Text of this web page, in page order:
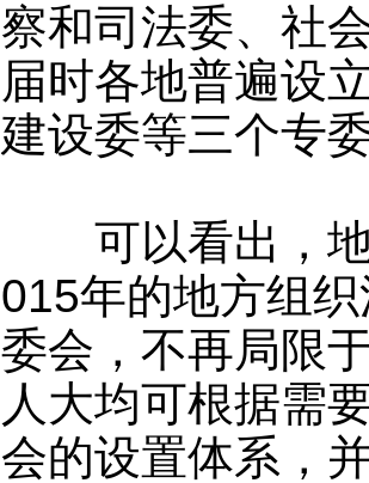
察和司法委、社
届时各地普遍设
建设委等三个专
可以看出，地
015年的地方组
委会，不再局限
人大均可根据需
会的设置体系，